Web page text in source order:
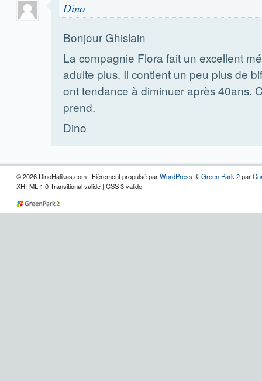
Dino
Bonjour Ghislain
La compagnie Flora fait un excellent
adulte plus. Il contient un peu plus de
ont tendance à diminuer après 40ans.
prend.
Dino
© 2026 DinoHalikas.com · Fièrement propulsé parWordPress & Green Park 2par
XHTML 1.0 Transitional valide | CSS 3 valide